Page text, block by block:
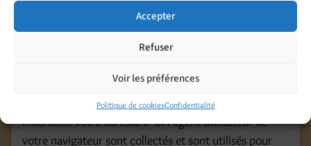
Accepter
Refuser
Voir les préférences
Politique de cookiesConfidentialité
téléphone seront utilisés pour pré-remplir vos
coordonnées pour les prochaines, commandes.
Quand vous laissez un commentaire sur le site, les
données inscrites dans le formulaire de commentaire,
mais aussi votre adresse IP et l’agent utilisateur de
votre navigateur sont collectés et sont utilisés pour